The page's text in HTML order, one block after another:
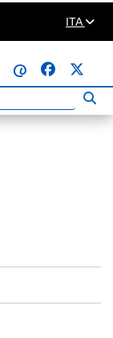
ITA
@